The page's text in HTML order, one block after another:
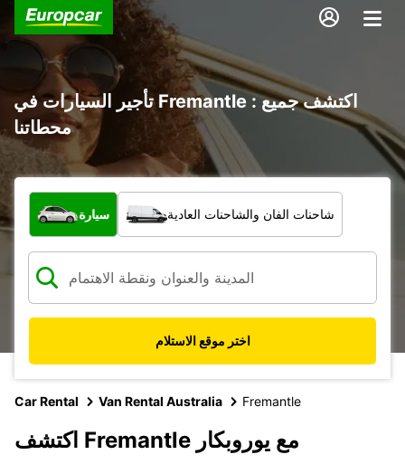
تأجير السيارات في Fremantle : اكتشف جميع
محطاتنا
ما نوع المركبة؟
سيارة شاحنات الفان والشاحنات العادية
اختر موقع الاستلام
Car Rental Van Rental Australia Fremantle
اكتشف Fremantle مع يوروبكار